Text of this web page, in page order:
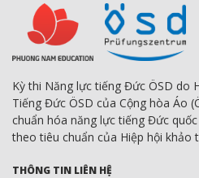
Kỳ thi Năng lực tiếng Đức ÖSD do
Tiếng Đức ÖSD của Cộng hòa Áo
chuẩn hóa năng lực tiếng Đức
theo tiêu chuẩn của Hiệp hội khảo
THÔNG TIN LIÊN HỆ